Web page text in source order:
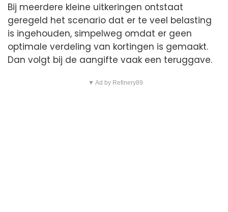
Bij meerdere kleine uitkeringen ontstaat
geregeld het scenario dat er te veel belasting
is ingehouden, simpelweg omdat er geen
optimale verdeling van kortingen is gemaakt.
Dan volgt bij de aangifte vaak een teruggave.
▼ Ad by Refinery89